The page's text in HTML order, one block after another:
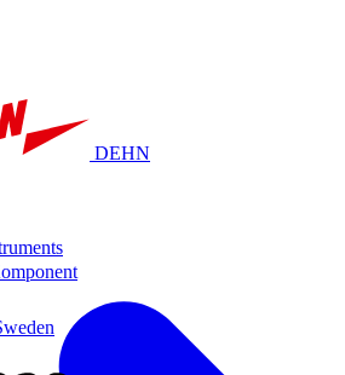
DEHN